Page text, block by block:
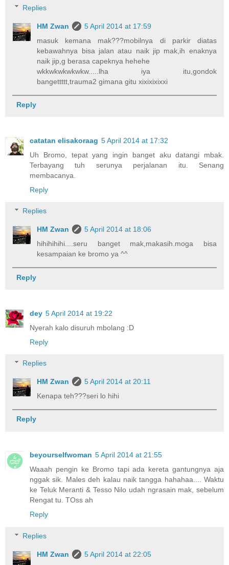
Replies
HM Zwan
5 April 2014 at 17:59
masuk kemana mak???mobilnya di parkir diatas
kebawahnya bisa jalan atau naik jip mak,ih enaknya
naik jip,g berasa capeknya hehehe
wkkwkwkwkwkw.....lha iya itu,gondok
bangettttt,trauma2 gimana gitu xixixixixxi
Reply
catatan elisakoraag 5 April 2014 at 17:32
Uh Bromo, tepat yang ingin banget aku datangi mbak.
Terbayang tuh serunya perjalanan itu. Senang
membacanya.
Reply
Replies
HM Zwan
5 April 2014 at 18:06
hihihihihi....seru banget mak,makasih.moga bisa
kesampaian ke bromo ya ^^
Reply
dey 5 April 2014 at 19:22
Nyerah kalo disuruh mbolang :D
Reply
Replies
HM Zwan
5 April 2014 at 20:11
Kenapa teh???seri lo hihi
Reply
beyourselfwoman 5 April 2014 at 21:55
Waaah pengin ke Bromo tapi ada kereta gantungnya aja
nggak sik. Males deh kalau naik tangga hahahaa.... Waktu
ke Teluk Meranti & Tesso Nilo udah ngrasain mak, sebelum
Rengat tu. TOss ah
Reply
Replies
HM Zwan
5 April 2014 at 22:05